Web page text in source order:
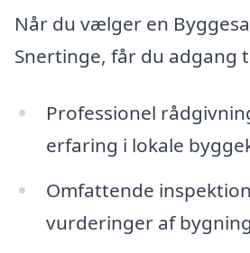
Når du vælger en
Snertinge, får du adgang
Professionel
erfaring i lokale
Omfattende
vurderinger af